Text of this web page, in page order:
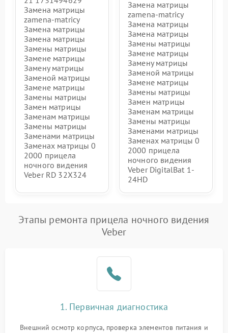
Замена матрицы
zamena-matricy
Замена матрицы
Замена матрицы
Замены матрицы
Замене матрицы
Замену матрицы
Заменой матрицы
Замене матрицы
Замены матрицы
Замен матрицы
Заменам матрицы
Замены матрицы
Заменами матрицы
Заменах матрицы 0
2000 прицела
ночного видения
Veber RD 32X324
Замена матрицы
zamena-matricy
Замена матрицы
Замена матрицы
Замены матрицы
Замене матрицы
Замену матрицы
Заменой матрицы
Замене матрицы
Замены матрицы
Замен матрицы
Заменам матрицы
Замены матрицы
Заменами матрицы
Заменах матрицы 0
2000 прицела
ночного видения
Veber DigitalBat 1-
24HD
Этапы ремонта прицела ночного видения
Veber
1. Первичная диагностика
Внешний осмотр корпуса, проверка элементов питания и